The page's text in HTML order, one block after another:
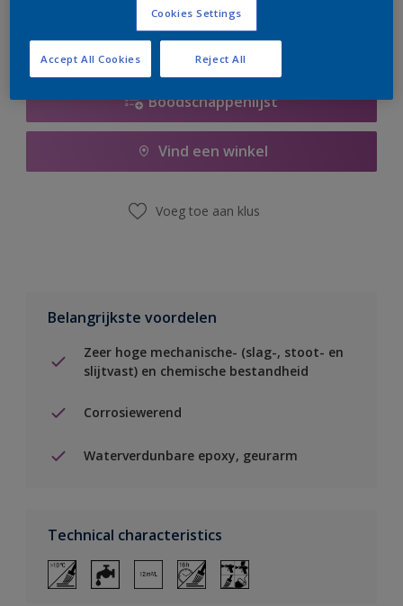
Boodschappenlijst
Vind een winkel
Voeg toe aan klus
Belangrijkste voordelen
Zeer hoge mechanische- (slag-, stoot- en
slijtvast) en chemische bestandheid
Corrosiewerend
Waterverdunbare epoxy, geurarm
Technical characteristics
Cookies Settings
Reject All
Accept All Cookies